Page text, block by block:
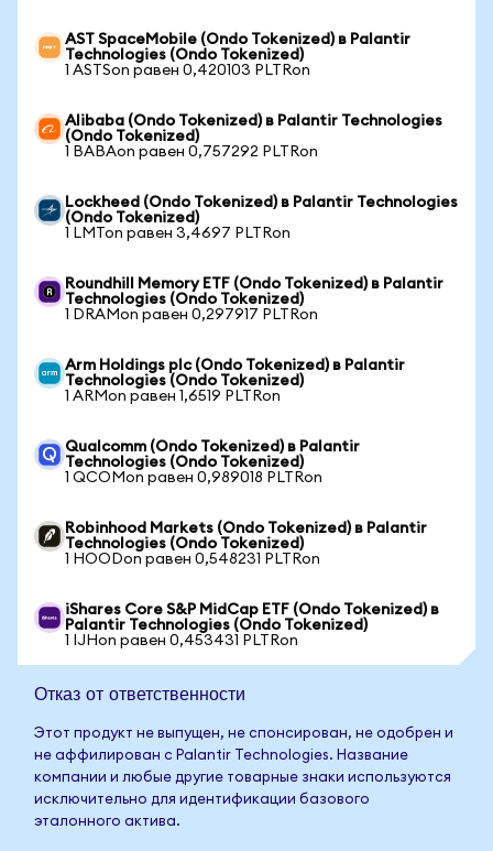
AST SpaceMobile (Ondo Tokenized) в Palantir
Technologies (Ondo Tokenized)
1 ASTSon равен 0,420103 PLTRon
Alibaba (Ondo Tokenized) в Palantir Technologies
(Ondo Tokenized)
1 BABAon равен 0,757292 PLTRon
Lockheed (Ondo Tokenized) в Palantir Technologies
(Ondo Tokenized)
1 LMTon равен 3,4697 PLTRon
Roundhill Memory ETF (Ondo Tokenized) в Palantir
Technologies (Ondo Tokenized)
1 DRAMon равен 0,297917 PLTRon
Arm Holdings plc (Ondo Tokenized) в Palantir
Technologies (Ondo Tokenized)
1 ARMon равен 1,6519 PLTRon
Qualcomm (Ondo Tokenized) в Palantir
Technologies (Ondo Tokenized)
1 QCOMon равен 0,989018 PLTRon
Robinhood Markets (Ondo Tokenized) в Palantir
Technologies (Ondo Tokenized)
1 HOODon равен 0,548231 PLTRon
iShares Core S&P MidCap ETF (Ondo Tokenized) в
Palantir Technologies (Ondo Tokenized)
1 IJHon равен 0,453431 PLTRon
Отказ от ответственности
Этот продукт не выпущен, не спонсирован, не одобрен и
не аффилирован с Palantir Technologies. Название
компании и любые другие товарные знаки используются
исключительно для идентификации базового
эталонного актива.